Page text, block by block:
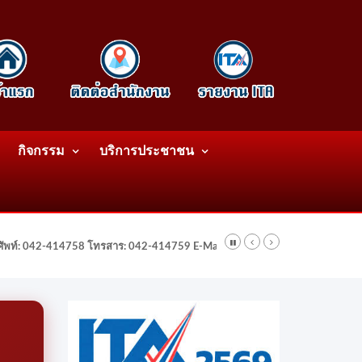
กิจกรรม บริการประชาชน
: 042-414758 โทรสาร: 042-414759 E-Mail: wattatnk@gmail.com